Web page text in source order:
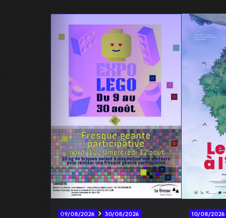
09/08/2026 30/08/2026 10/08/2026